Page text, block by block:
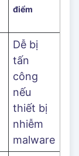
điểm
Dễ bị
tấn
công
nếu
thiết bị
nhiễm
malware